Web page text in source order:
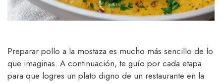
Preparar pollo a la mostaza es mucho más sencillo de lo
que imaginas. A continuación, te guío por cada etapa
para que logres un plato digno de un restaurante en la